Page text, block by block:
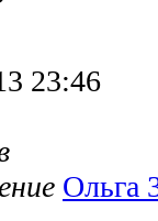
23:46
Ольга